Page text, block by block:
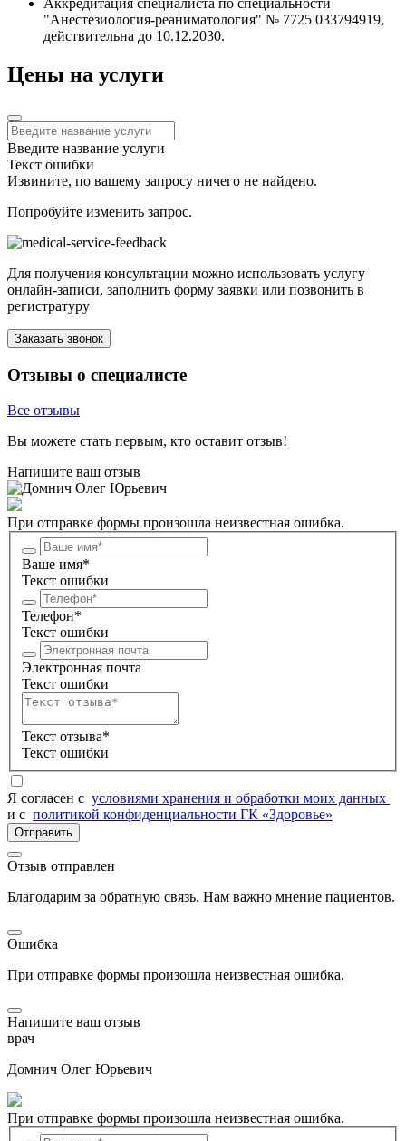
Аккредитация специалиста по специальности
"Анестезиология-реаниматология" № 7725 033794919,
действительна до 10.12.2030.
Цены на услуги
Введите название услуги
Текст ошибки
Извините, по вашему запросу ничего не найдено.
Попробуйте изменить запрос.
Для получения консультации можно использовать услугу
онлайн-записи, заполнить форму заявки или позвонить в
регистратуру
Заказать звонок
Отзывы о специалисте
Все отзывы
Вы можете стать первым, кто оставит отзыв!
Напишите ваш отзыв
При отправке формы произошла неизвестная ошибка.
Ваше имя*
Текст ошибки
Телефон*
Текст ошибки
Электронная почта
Текст ошибки
Текст отзыва*
Текст ошибки
Я согласен c условиями хранения и обработки моих данных
и с политикой конфиденциальности ГК «Здоровье»
Отправить
Отзыв отправлен
Благодарим за обратную связь. Нам важно мнение пациентов.
Ошибка
При отправке формы произошла неизвестная ошибка.
Напишите ваш отзыв
врач
Домнич Олег Юрьевич
При отправке формы произошла неизвестная ошибка.